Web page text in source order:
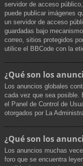
servidor de acceso
puede publicar imágenes
un servidor de acceso
guardadas bajo
correo, sitios protegidos
utilice el BBCode con la
¿Qué son los
Los anuncios globales
cada vez que sea posible.
el Panel de Control de
otorgados por La
¿Qué son los
Los anuncios muchas
foro que se encuentra